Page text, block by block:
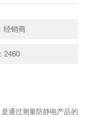
经销商
2460
通过测量防静电产品的